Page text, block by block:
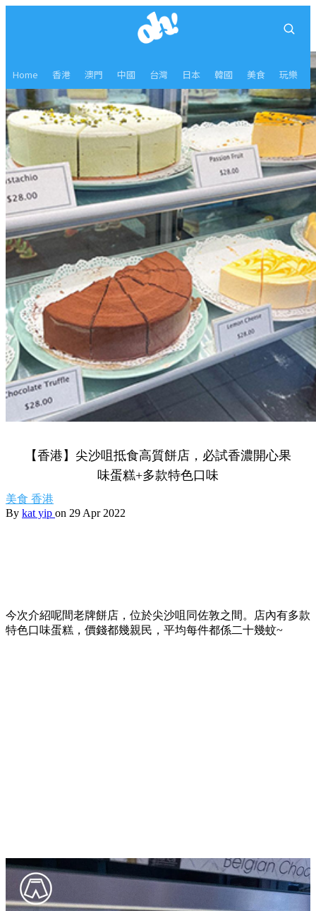
Home 香港 澳門 中國 台灣 日本 韓國 美食 玩樂
【香港】尖沙咀抵食高質餅店，必試香濃開心果
味蛋糕+多款特色口味
美食 香港
By kat yip on 29 Apr 2022
今次介紹呢間老牌餅店，位於尖沙咀同佐敦之間。店內有多款
特色口味蛋糕，價錢都幾親民，平均每件都係二十幾蚊~